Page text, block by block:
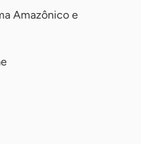
Amazônico e